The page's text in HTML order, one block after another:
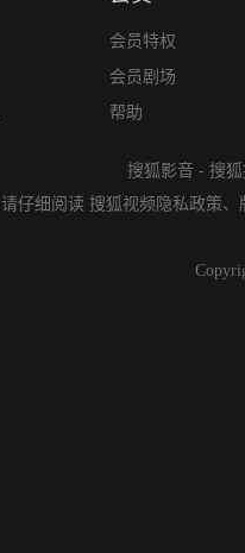
会员特权
会员剧场
帮助
搜狐影音 - 搜
请仔细阅读 搜狐视频隐私政策、